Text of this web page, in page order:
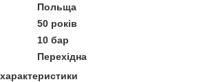
Польща
50 років
10 бар
Перехідна